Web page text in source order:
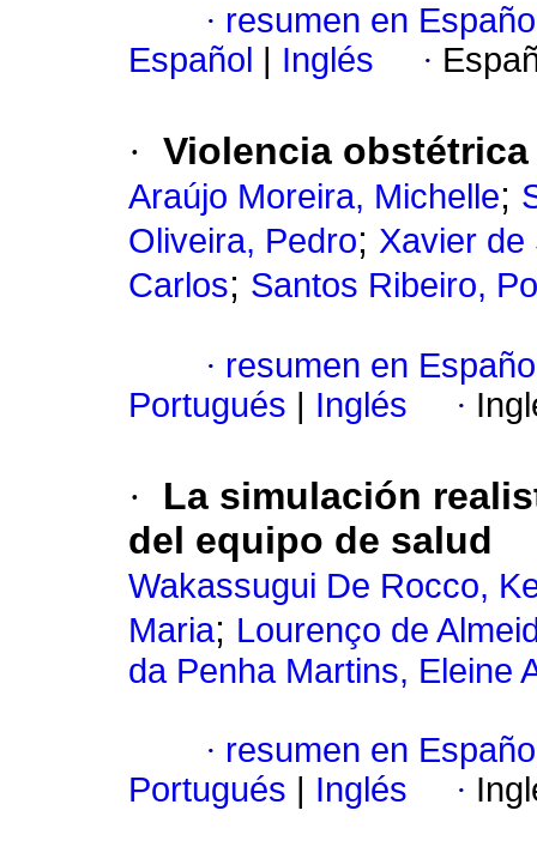
· resumen en
Español
Inglés ·
· Violencia
Araújo Moreira, Michelle;
Oliveira, Pedro; Xavier de
Carlos; Santos Ribeiro,
· resumen en
Portugués
Inglés ·
·
La simulación
del equipo de salud
Wakassugui De Rocco,
Maria; Lourenço de
da Penha Martins, Eleine
· resumen en
Portugués
Inglés ·